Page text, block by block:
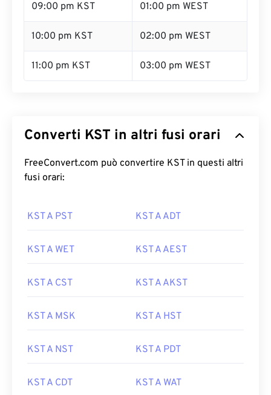
09:00 pm KST 01:00 pm WEST
10:00 pm KST 02:00 pm WEST
11:00 pm KST 03:00 pm WEST
Converti KST in altri fusi orari
FreeConvert.com può convertire KST in questi altri
fusi orari:
KST A PST KST A ADT
KST A WET KST A AEST
KST A CST KST A AKST
KST A MSK KST A HST
KST A NST KST A PDT
KST A CDT KST A WAT